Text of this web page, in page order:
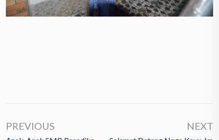
PREVIOUS NEXT